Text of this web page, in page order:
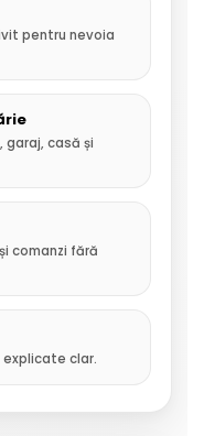
pentru nevoia
garaj, casă și
comanzi fără
clar.